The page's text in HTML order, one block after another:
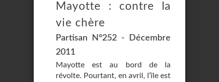
Mayotte : contre la
vie chère
Partisan N°252 - Décembre
2011
Mayotte est au bord de la
révolte. Pourtant, en avril, l’île est